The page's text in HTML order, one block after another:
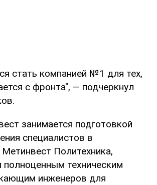
стать компанией №1 для тех,
с фронта", — подчеркнул
занимается подготовкой
специалистов в
Метинвест Политехника,
полноценным техническим
инженеров для